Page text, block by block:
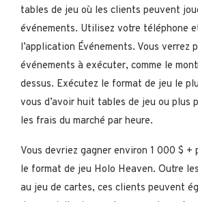
tables de jeu où les clients peuvent
événements. Utilisez votre téléphone
l’application Événements. Vous verrez
événements à exécuter, comme le
dessus. Exécutez le format de jeu le
vous d’avoir huit tables de jeu ou plus
les frais du marché par heure.
Vous devriez gagner environ 1 000 $
le format de jeu Holo Heaven. Outre
au jeu de cartes, ces clients peuvent